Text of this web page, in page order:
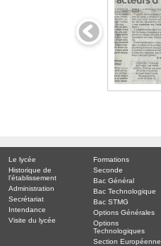
Le lycée
Historique de
l’établissement
Administration
Secrétariat
Intendance
Visite du lycée
Formations
Seconde
Bac Général
Bac Technologique
Bac STMG
Options Générales
Options
Technologiques
Section Européenne